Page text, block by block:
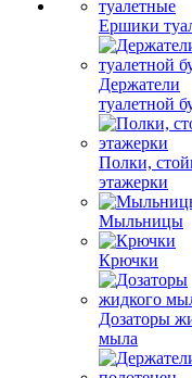
Ершики
Держатели
туалетной
Полки,
этажерки
Мыльницы
Крючки
Дозаторы
мыла